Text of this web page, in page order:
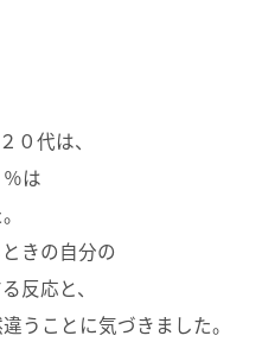
０代は、
は
きの自分の
反応と、
うことに気づきました。